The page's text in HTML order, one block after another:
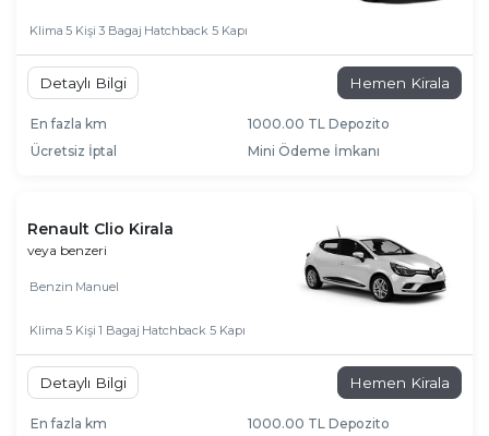
Klima 5 Kişi 3 Bagaj Hatchback 5 Kapı
Detaylı Bilgi Hemen Kirala
En fazla km
1000.00 TL Depozito
Ücretsiz İptal
Mini Ödeme İmkanı
Renault Clio Kirala
veya benzeri
Benzin Manuel
Klima 5 Kişi 1 Bagaj Hatchback 5 Kapı
Detaylı Bilgi Hemen Kirala
En fazla km
1000.00 TL Depozito